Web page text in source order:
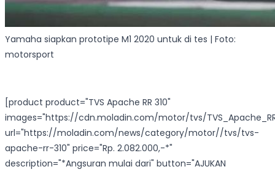
Yamaha siapkan prototipe M1 2020 untuk di tes | Foto:
motorsport
[product product="TVS Apache RR 310"
images="https://cdn.moladin.com/motor/tvs/
url="https://moladin.com/news/category/motor//tvs/tvs-
apache-rr-310" price="Rp. 2.082.000,-*"
description="*Angsuran mulai dari" button="AJUKAN